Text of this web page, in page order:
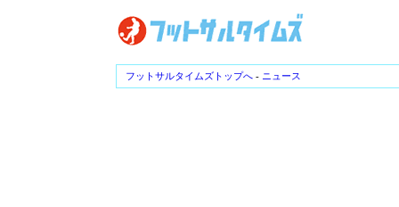
フットサルタイムズトップへ - ニュース